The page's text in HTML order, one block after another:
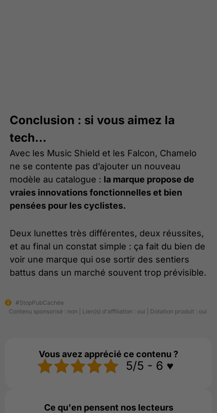
Conclusion : si vous aimez la
tech...
Avec les Music Shield et les Falcon, Chamelo
ne se contente pas d’ajouter un nouveau
modèle au catalogue : la marque propose de
vraies innovations fonctionnelles et bien
pensées pour les cyclistes.
Deux lunettes très différentes, deux réussites,
et au final un constat simple : ça fait du bien de
voir une marque qui ose sortir des sentiers
battus dans un marché souvent trop prévisible.
#StopPubCachée
Contenu sponsorisé : non | Lien(s) d'affiliation : oui | Dotation produit : oui
Vous avez apprécié ce contenu ?
5/5 - 6 ♥️
Ce qu'en pensent nos lecteurs